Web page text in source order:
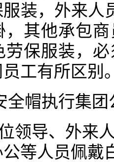
装，外来人
，其他承包
劳保服装，
工有所区别
全帽执行集
领导、外来
等人员佩戴